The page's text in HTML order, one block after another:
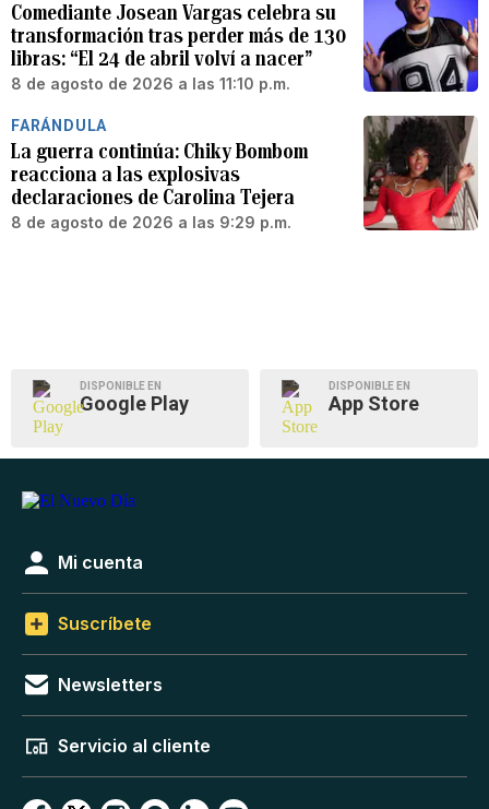
Comediante Josean Vargas celebra su
transformación tras perder más de 130
libras: “El 24 de abril volví a nacer”
8 de agosto de 2026 a las 11:10 p.m.
FARÁNDULA
La guerra continúa: Chiky Bombom
reacciona a las explosivas
declaraciones de Carolina Tejera
8 de agosto de 2026 a las 9:29 p.m.
DISPONIBLE EN
Google Play
DISPONIBLE EN
App Store
Mi cuenta
Suscríbete
Newsletters
Servicio al cliente